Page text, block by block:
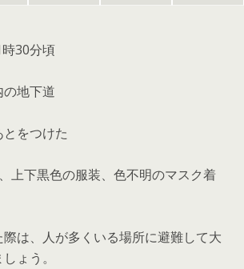
30分頃
地下道
をつけた
上下黒色の服装、色不明のマスク着
は、人が多くいる場所に避難して大
ょう。